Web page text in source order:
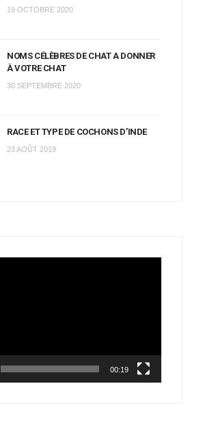
19 OCTOBRE 2020
NOMS CÉLÈBRES DE CHAT A DONNER
À VOTRE CHAT
30 SEPTEMBRE 2020
RACE ET TYPE DE COCHONS D’INDE
23 AOÛT 2019
00:19